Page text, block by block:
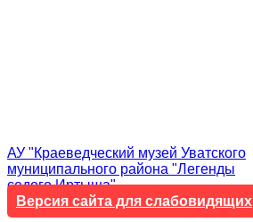
АУ "Краеведческий музей Уватского
муниципального района "Легенды
седого Иртыша"
Версия сайта для слабовидящих